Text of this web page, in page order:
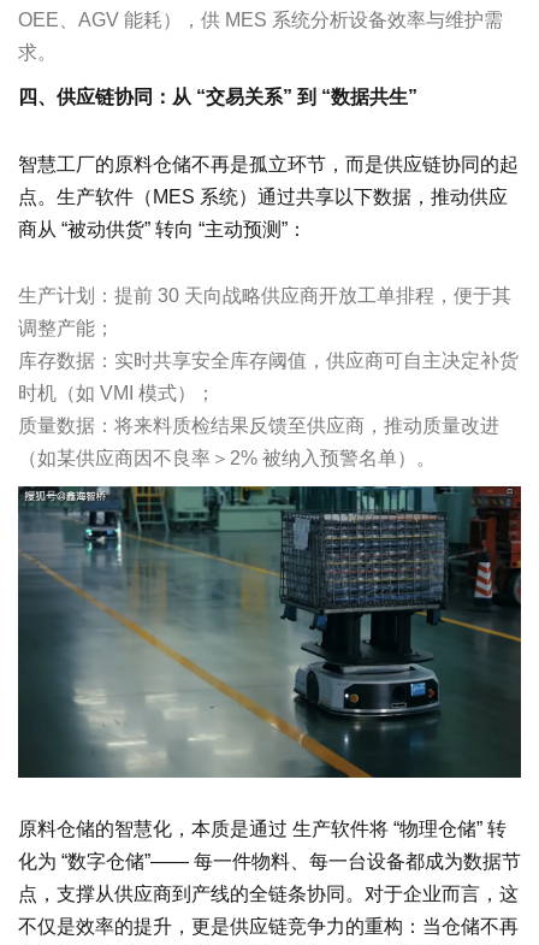
OEE、AGV 能耗），供 MES 系统分析设备效率与维护需
求。
四、供应链协同：从 “交易关系” 到 “数据共生”
智慧工厂的原料仓储不再是孤立环节，而是供应链协同的起
点。生产软件（MES 系统）通过共享以下数据，推动供应
商从 “被动供货” 转向 “主动预测”：
生产计划：提前 30 天向战略供应商开放工单排程，便于其
调整产能；
库存数据：实时共享安全库存阈值，供应商可自主决定补货
时机（如 VMI 模式）；
质量数据：将来料质检结果反馈至供应商，推动质量改进
（如某供应商因不良率＞2% 被纳入预警名单）。
原料仓储的智慧化，本质是通过 生产软件将 “物理仓储” 转
化为 “数字仓储”—— 每一件物料、每一台设备都成为数据节
点，支撑从供应商到产线的全链条协同。对于企业而言，这
不仅是效率的提升，更是供应链竞争力的重构：当仓储不再